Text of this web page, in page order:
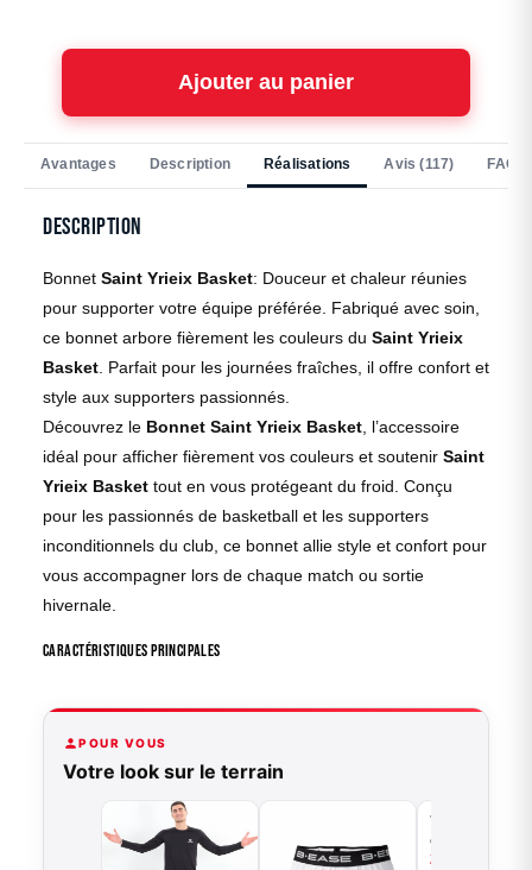
Ajouter au panier
Avantages Description Réalisations Avis (117) FAQ
Description
Bonnet Saint Yrieix Basket: Douceur et chaleur réunies
pour supporter votre équipe préférée. Fabriqué avec soin,
ce bonnet arbore fièrement les couleurs du Saint Yrieix
Basket . Parfait pour les journées fraîches, il offre confort et
style aux supporters passionnés.
Découvrez le Bonnet Saint Yrieix Basket , l’accessoire
idéal pour afficher fièrement vos couleurs et soutenir Saint
Yrieix Basket tout en vous protégeant du froid. Conçu
pour les passionnés de basketball et les supporters
inconditionnels du club, ce bonnet allie style et confort pour
vous accompagner lors de chaque match ou sortie
hivernale.
Caractéristiques Principales
POUR VOUS
Votre look sur le terrain
T-shirt de
compression
basketball -
29,00